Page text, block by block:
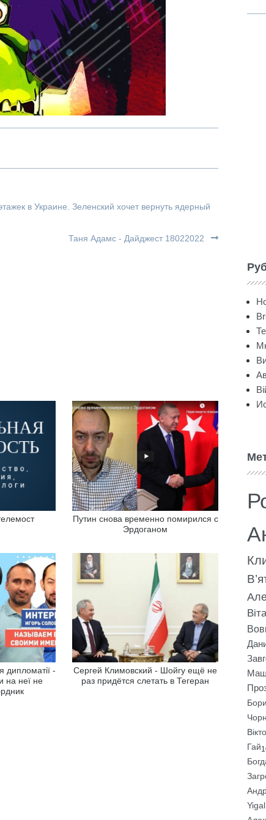
в Украине. Зеленский хочет вернуть ядерный
Таня Адамс - Дайджест 18022022
Путин снова временно помирился с
Эрдоганом
дипломатії -
на неї не
Сергей Климовский - Шойгу ещё не
раз придётся слетать в Тегеран
Гай